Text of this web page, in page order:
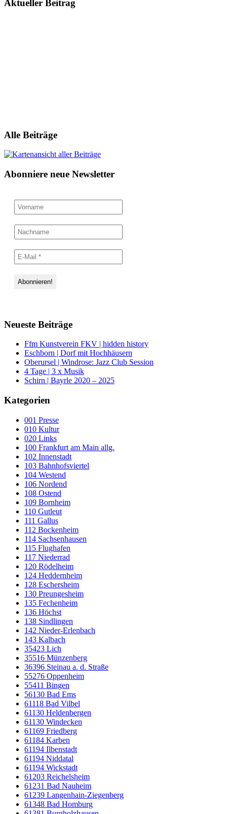
Aktueller Beitrag
Alle Beiträge
Abonniere neue Newsletter
Neueste Beiträge
Ffm Kunstverein FKV | hidden history
Eschborn | Dorf mit Hochhäusern
Oberursel | Windrose: Jazz Club Session
4 Tage | 3 x Musik
Schirn | Bayrle 2020 – 2025
Kategorien
001 Presse
010 Kultur
020 Links
100 Frankfurt am Main allg.
102 Innenstadt
103 Bahnhofsviertel
104 Westend
106 Nordend
108 Ostend
109 Bornheim
110 Gutleut
111 Gallus
112 Bockenheim
114 Sachsenhausen
115 Flughafen
117 Niederrad
120 Rödelheim
124 Heddernheim
128 Eschersheim
130 Preungesheim
135 Fechenheim
136 Höchst
138 Sindlingen
142 Nieder-Erlenbach
143 Kalbach
35423 Lich
35516 Münzenberg
36396 Steinau a. d. Straße
55276 Oppenheim
55411 Bingen
56130 Bad Ems
61118 Bad Vilbel
61130 Heldenbergen
61130 Windecken
61169 Friedberg
61184 Karben
61194 Ilbenstadt
61194 Niddatal
61194 Wickstadt
61203 Reichelsheim
61231 Bad Nauheim
61239 Langenhain-Ziegenberg
61348 Bad Homburg